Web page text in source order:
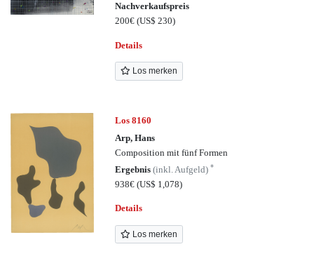
Nachverkaufspreis
200€(US$ 230)
Details
Los merken
Los 8160
Arp, Hans
Composition mit fünf Formen
Ergebnis(inkl. Aufgeld)*
938€(US$ 1,078)
Details
Los merken